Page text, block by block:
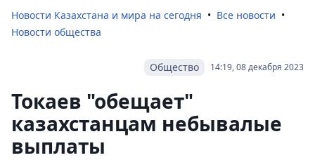
Новости Казахстана и мира на сегодня
Все новости
Новости общества
14:19, 08 декабря 2023
Общество
Токаев "обещает"
казахстанцам небывалые
выплаты